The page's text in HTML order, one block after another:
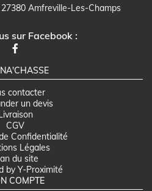
Amfreville-Les-Champs
sur Facebook :
contacter
un devis
CGV
Confidentialité
Légales
du site
by Y-Proximité
COMPTE